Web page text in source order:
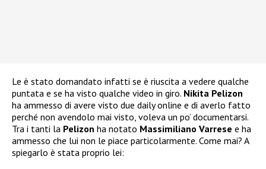
Le è stato domandato infatti se è riuscita a vedere qualche
puntata e se ha visto qualche video in giro. Nikita Pelizon
ha ammesso di avere visto due daily online e di averlo fatto
perché non avendolo mai visto, voleva un po’ documentarsi.
Tra i tanti la Pelizon ha notato Massimiliano Varrese e ha
ammesso che lui non le piace particolarmente. Come mai? A
spiegarlo è stata proprio lei: